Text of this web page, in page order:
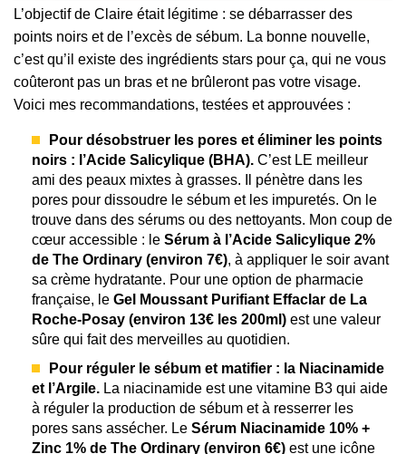
L’objectif de Claire était légitime : se débarrasser des
points noirs et de l’excès de sébum. La bonne nouvelle,
c’est qu’il existe des ingrédients stars pour ça, qui ne vous
coûteront pas un bras et ne brûleront pas votre visage.
Voici mes recommandations, testées et approuvées :
Pour désobstruer les pores et éliminer les points
noirs : l’Acide Salicylique (BHA). C’est LE meilleur
ami des peaux mixtes à grasses. Il pénètre dans les
pores pour dissoudre le sébum et les impuretés. On le
trouve dans des sérums ou des nettoyants. Mon coup de
cœur accessible : le Sérum à l’Acide Salicylique 2%
de The Ordinary (environ 7€), à appliquer le soir avant
sa crème hydratante. Pour une option de pharmacie
française, le Gel Moussant Purifiant Effaclar de La
Roche-Posay (environ 13€ les 200ml) est une valeur
sûre qui fait des merveilles au quotidien.
Pour réguler le sébum et matifier : la Niacinamide
et l’Argile. La niacinamide est une vitamine B3 qui aide
à réguler la production de sébum et à resserrer les
pores sans assécher. Le Sérum Niacinamide 10% +
Zinc 1% de The Ordinary (environ 6€) est une icône